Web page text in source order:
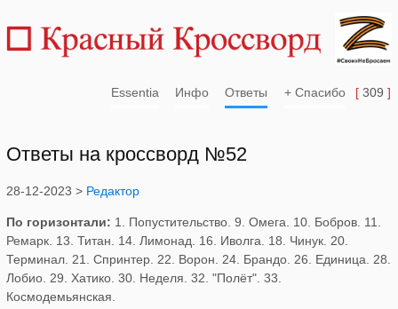
Essentia Инфо Ответы + Спасибо [ 309 ]
Ответы на кроссворд №52
28-12-2023 > Редактор
По горизонтали: 1. Попустительство. 9. Омега. 10. Бобров. 11.
Ремарк. 13. Титан. 14. Лимонад. 16. Иволга. 18. Чинук. 20.
Терминал. 21. Спринтер. 22. Ворон. 24. Брандо. 26. Единица. 28.
Лобио. 29. Хатико. 30. Неделя. 32. "Полёт". 33.
Космодемьянская.